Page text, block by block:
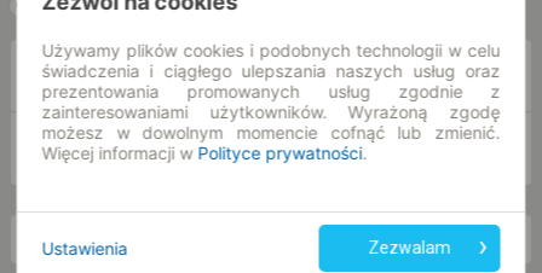
w jedną stronę w obie strony
Z
DO
pn. 10 sie.
Używamy plików cookies i podobnych technologii w celu
świadczenia i ciągłego ulepszania naszych usług oraz
prezentowania promowanych usług zgodnie z
zainteresowaniami użytkowników. Wyrażoną zgodę
możesz w dowolnym momencie cofnąć lub zmienić.
Więcej informacji w Polityce prywatności.
Ustawienia Zezwalam